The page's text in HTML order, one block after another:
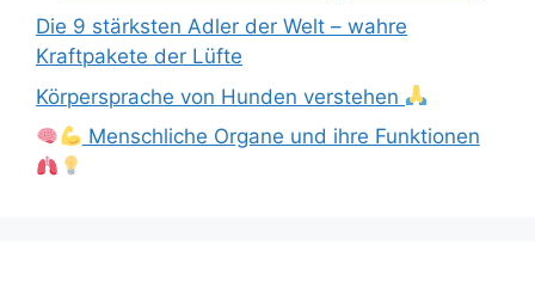
Die 9 stärksten Adler der Welt – wahre
Kraftpakete der Lüfte
Körpersprache von Hunden verstehen
Menschliche Organe und ihre Funktionen